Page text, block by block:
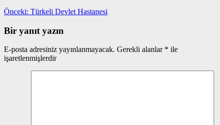
Yazı
gezinmesi
Önceki: Önceki
Türkeli Devlet Hastanesi
Bir yanıt yazın
E-posta adresiniz yayınlanmayacak. Gerekli alanlar * ile
işaretlenmişlerdir